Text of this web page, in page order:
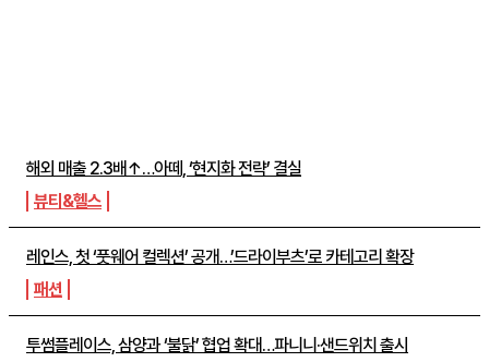
해외 매출 2.3배↑…아떼, ‘현지화 전략’ 결실
뷰티&헬스
레인스, 첫 ‘풋웨어 컬렉션’ 공개…’드라이부츠’로 카테고리 확장
패션
투썸플레이스, 삼양과 ‘불닭’ 협업 확대…파니니·샌드위치 출시